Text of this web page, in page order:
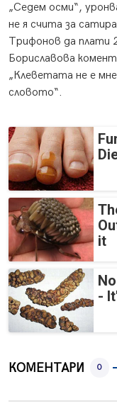
„Седем осми“,
не я счита за
Трифонов да плати
Бориславова
„Клеветата не е
словото“.
it
-
КОМЕНТАРИ 0